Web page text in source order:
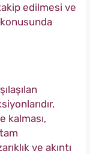
edilmesi ve
kalması,
ve akıntı